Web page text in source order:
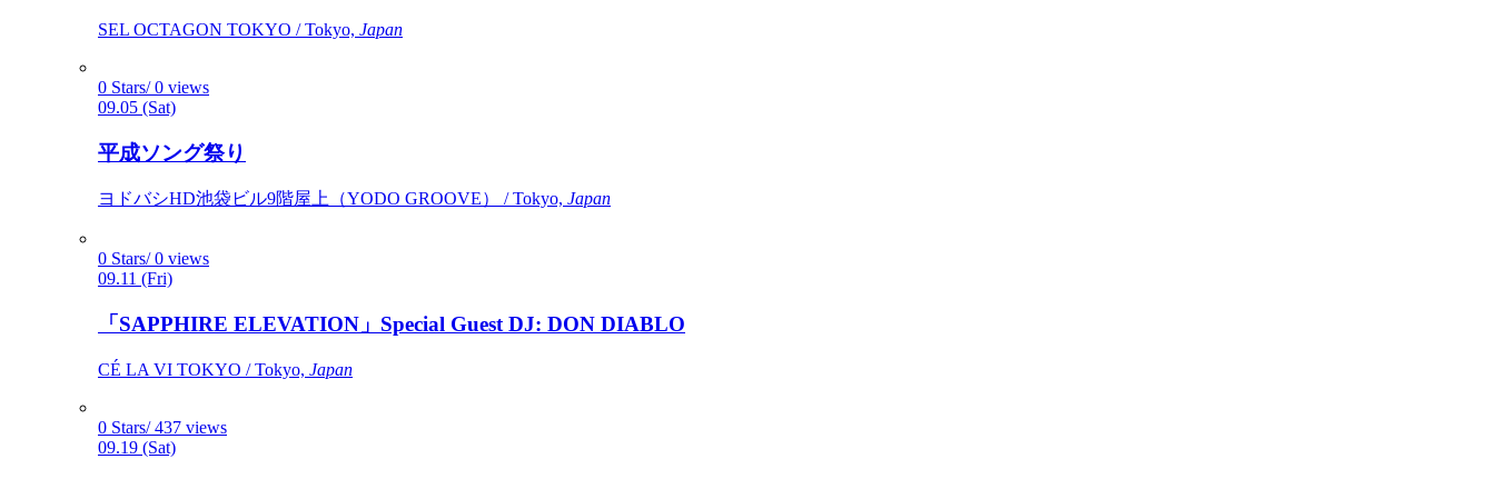
SEL OCTAGON TOKYO / Tokyo, Japan
0 Stars/ 0 views
09.05 (Sat)
平成ソング祭り
ヨドバシHD池袋ビル9階屋上（YODO GROOVE） / Tokyo, Japan
0 Stars/ 0 views
09.11 (Fri)
「SAPPHIRE ELEVATION」Special Guest DJ: DON DIABLO
CÉ LA VI TOKYO / Tokyo, Japan
0 Stars/ 437 views
09.19 (Sat)